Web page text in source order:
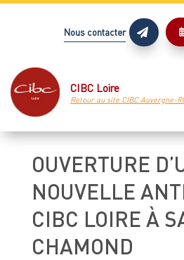
Nous contacter 
CIBC Loire
Retour au site CIBC Auvergne-
OUVERTURE
NOUVELLE
CIBC LOIRE À
CHAMOND